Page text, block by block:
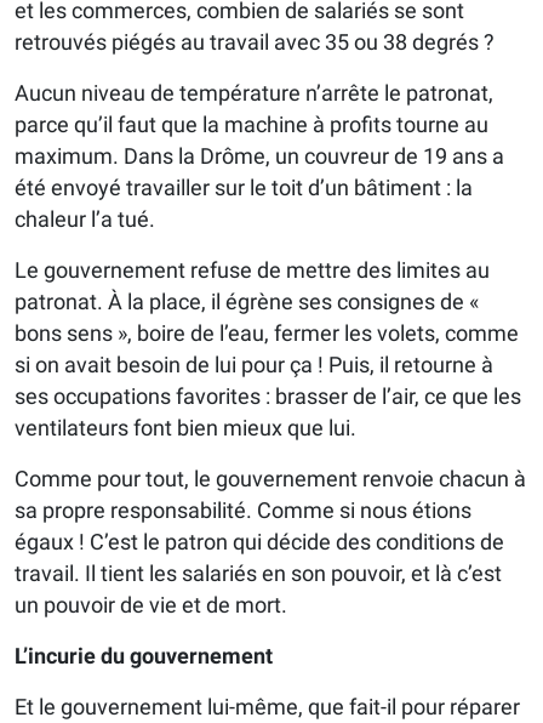
et les commerces, combien de salariés se sont
retrouvés piégés au travail avec 35 ou 38 degrés ?
Aucun niveau de température n’arrête le patronat,
parce qu’il faut que la machine à profits tourne au
maximum. Dans la Drôme, un couvreur de 19 ans a
été envoyé travailler sur le toit d’un bâtiment : la
chaleur l’a tué.
Le gouvernement refuse de mettre des limites au
patronat. À la place, il égrène ses consignes de «
bons sens », boire de l’eau, fermer les volets, comme
si on avait besoin de lui pour ça ! Puis, il retourne à
ses occupations favorites : brasser de l’air, ce que les
ventilateurs font bien mieux que lui.
Comme pour tout, le gouvernement renvoie chacun à
sa propre responsabilité. Comme si nous étions
égaux ! C’est le patron qui décide des conditions de
travail. Il tient les salariés en son pouvoir, et là c’est
un pouvoir de vie et de mort.
L’incurie du gouvernement
Et le gouvernement lui-même, que fait-il pour réparer